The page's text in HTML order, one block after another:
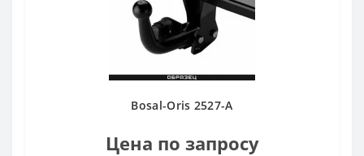
Bosal-Oris 2527-A
Цена по запросу